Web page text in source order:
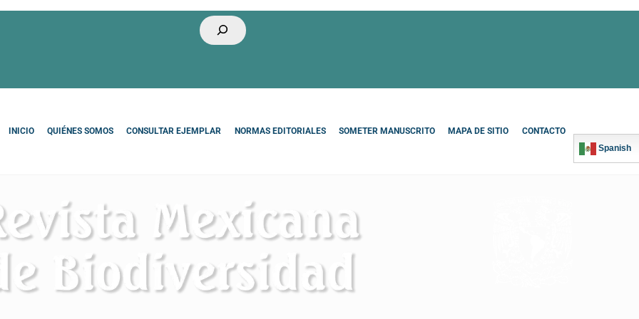
Buscar
INICIO QUIÉNES SOMOS CONSULTAR EJEMPLAR NORMAS EDITORIALES SOMETER MANUSCRITO MAPA DE SITIO
CONTACTO
Spanish